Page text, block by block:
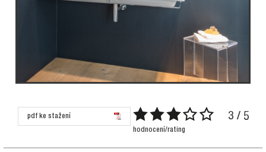
pdf ke stažení 3 / 5
hodnocení/rating